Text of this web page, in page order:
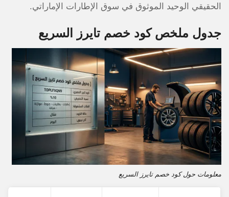
الحقيقي الوحيد الموثوق في سوق الإطارات الإماراتي.
جدول ملخص كود خصم تايرز السريع
معلومات حول كود خصم تايرز السريع